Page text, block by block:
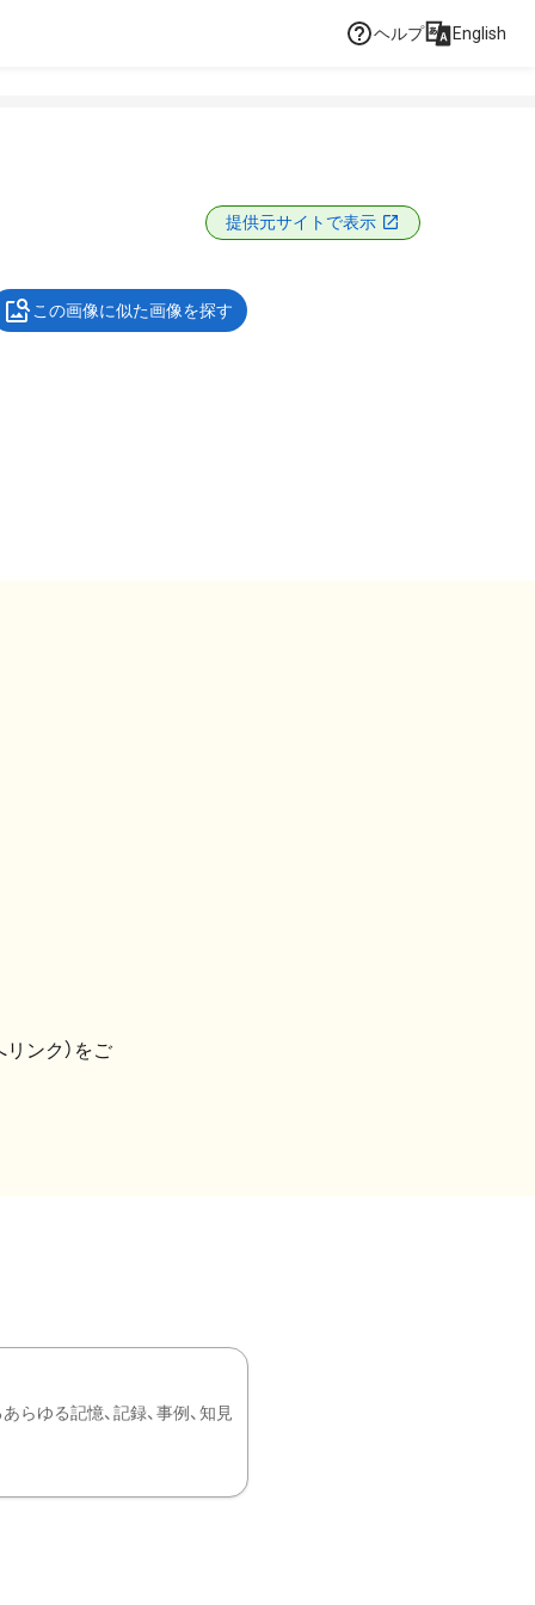
ヘルプ English
提供元サイトで表示
この画像に似た画像を探す
リンク）をご
ゆる記憶、記録、事例、知見